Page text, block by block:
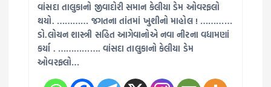
વાંસદા તાલુકાનો જીવાદોરી સમાન કેલીયા ડેમ ઓવરફલો
થયો. ………… જગતના તાંતમાં ખુશીનો માહોલ ! …………
ડો.લોચન શાસ્ત્રી સહિત આગેવાનોએ નવા નીરના વધામણાં
કર્યા . ……………. વાંસદા તાલુકાનો કેલીયા ડેમ
ઓવરફ્લો…